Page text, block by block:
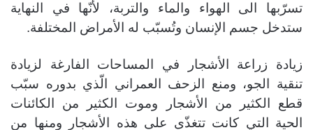
تسرّبها الى الهواء والماء والتربة، لأنّها في النهاية
ستدخل جسم الإنسان وتُسبّب له الأمراض المختلفة.
زيادة زراعة الأشجار في المساحات الفارغة لزيادة
تنقية الجو، ومنع الزحف العمراني الّذي بدوره سبّب
قطع الكثير من الأشجار وموت الكثير من الكائنات
الحية التي كانت تتغذّى على هذه الأشجار ومنها من